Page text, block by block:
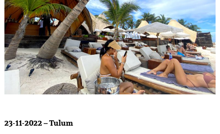
23-11-2022 – Tulum